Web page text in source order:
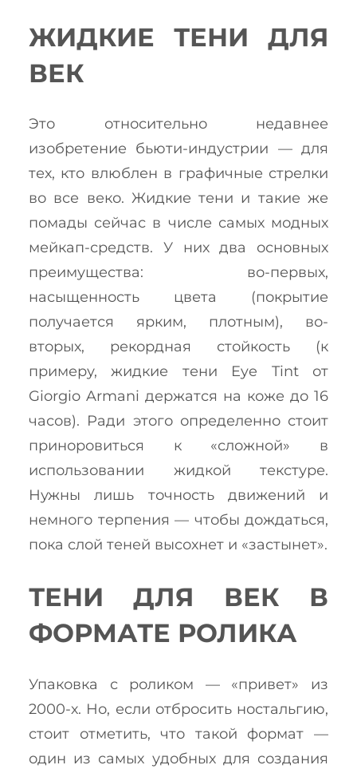
ЖИДКИЕ ТЕНИ ДЛЯ
ВЕК
Это относительно недавнее
изобретение бьюти-индустрии — для
тех, кто влюблен в графичные стрелки
во все веко. Жидкие тени и такие же
помады сейчас в числе самых модных
мейкап-средств. У них два основных
преимущества: во-первых,
насыщенность цвета (покрытие
получается ярким, плотным), во-
вторых, рекордная стойкость (к
примеру, жидкие тени Eye Tint от
Giorgio Armani держатся на коже до 16
часов). Ради этого определенно стоит
приноровиться к «сложной» в
использовании жидкой текстуре.
Нужны лишь точность движений и
немного терпения — чтобы дождаться,
пока слой теней высохнет и «застынет».
ТЕНИ ДЛЯ ВЕК В
ФОРМАТЕ РОЛИКА
Упаковка с роликом — «привет» из
2000-х. Но, если отбросить ностальгию,
стоит отметить, что такой формат —
один из самых удобных для создания